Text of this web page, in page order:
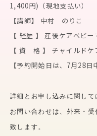
1,400円)（現地支払い）
【講師】 中村 のりこ
【 経歴 】 産後ケアベビ
【 資 格 】 チャイルドケ
【予約開始日は、7月28日
詳細とお申し込みに関して
お問い合わせは、外来・
致します。